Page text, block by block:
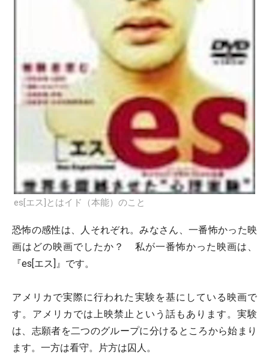
es[エス]とはイド（本能）のこと
恐怖の感性は、人それぞれ。みなさん、一番怖かった映
画はどの映画でしたか？ 私が一番怖かった映画は、
『es[エス]』です。
アメリカで実際に行われた実験を基にしている映画で
す。アメリカでは上映禁止という話もあります。実験
は、志願者を二つのグループに分けるところから始まり
ます。一方は看守。片方は囚人。